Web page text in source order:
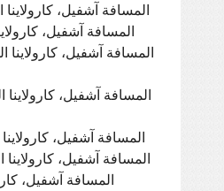
المسافة آشفيل، كارولاينا
المسافة آشفيل،
المسافة آشفيل، كارولاينا
المسافة آشفيل، كارولاينا
المسافة آشفيل،
المسافة آشفيل،
المسافة آشفيل،